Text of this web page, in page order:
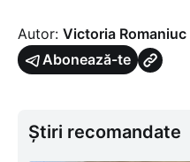
Autor: Victoria Romaniuc
Abonează-te
Știri recomandate